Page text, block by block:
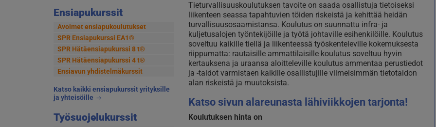
Ensiapukurssit
Avoimet ensiapukoulutukset
SPR Ensiapukurssi EA1®
SPR Hätäensiapukurssi 8 t®
SPR Hätäensiapukurssi 4 t®
Ensiavun yhdistelmäkurssit
Katso kaikki ensiapukurssit yrityksille
ja yhteisöille
Työsuojelukurssit
Tieturvallisuuskoulutuksen tavoite on saada osallistuja tietoiseksi
liikenteen seassa tapahtuvien töiden riskeistä ja kehittää heidän
turvallisuusosaamistansa. Koulutus on suunnattu infra- ja
kuljetusalojen työntekijöille ja työtä johtaville esihenkilöille. Koulutus
soveltuu kaikille tiellä ja liikenteessä työskenteleville kokemuksesta
riippumatta: rautaisille ammattilaisille koulutus soveltuu hyvin
kertauksena ja uraansa aloitteleville koulutus ammentaa perustiedot
ja -taidot varmistaen kaikille osallistujille viimeisimmän tietotaidon
alan riskeistä ja muutoksista.
Katso sivun alareunasta lähiviikkojen tarjonta!
Koulutuksen hinta on